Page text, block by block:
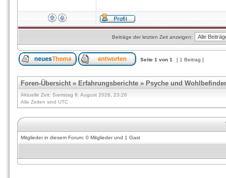
Beiträge der letzten Zeit anzeigen:
Seite 1 von 1 [ 1 Beitrag ]
Foren-Übersicht» Erfahrungsberichte » Psyche und
Aktuelle Zeit: Samstag 8. August 2026, 23:26
Alle Zeiten sind UTC
Mitglieder in diesem Forum: 0 Mitglieder und 1 Gast